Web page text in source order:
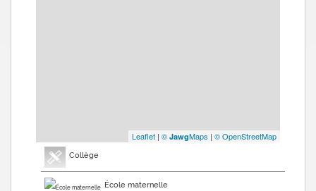
Leaflet | © JawgMaps | © OpenStreetMap
Collège
École maternelle